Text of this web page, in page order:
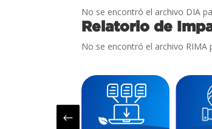
No se encontró el archivo DIA
Relatorio de
No se encontró el archivo RIMA
#